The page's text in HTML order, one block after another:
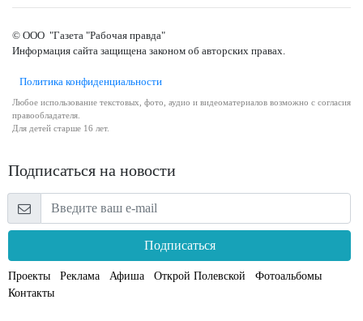
© ООО "Газета "Рабочая правда"
Информация сайта защищена законом об авторских правах.
Политика конфиденциальности
Любое использование текстовых, фото, аудио и видеоматериалов возможно с согласия
правообладателя.
Для детей старше 16 лет.
Подписаться на новости
Подписаться
Проекты Реклама Афиша Открой Полевской
Фотоальбомы
Контакты